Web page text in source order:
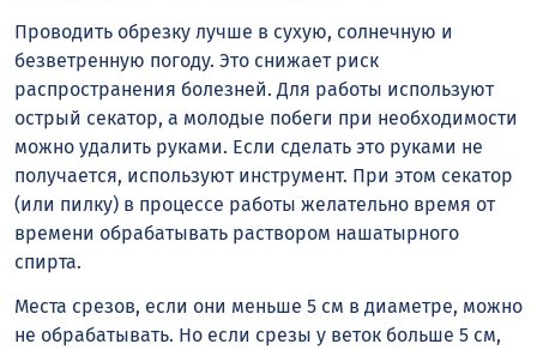
Проводить обрезку лучше в сухую, солнечную и
безветренную погоду. Это снижает риск
распространения болезней. Для работы используют
острый секатор, а молодые побеги при необходимости
можно удалить руками. Если сделать это руками не
получается, используют инструмент. При этом секатор
(или пилку) в процессе работы желательно время от
времени обрабатывать раствором нашатырного
спирта.
Места срезов, если они меньше 5 см в диаметре, можно
не обрабатывать. Но если срезы у веток больше 5 см,